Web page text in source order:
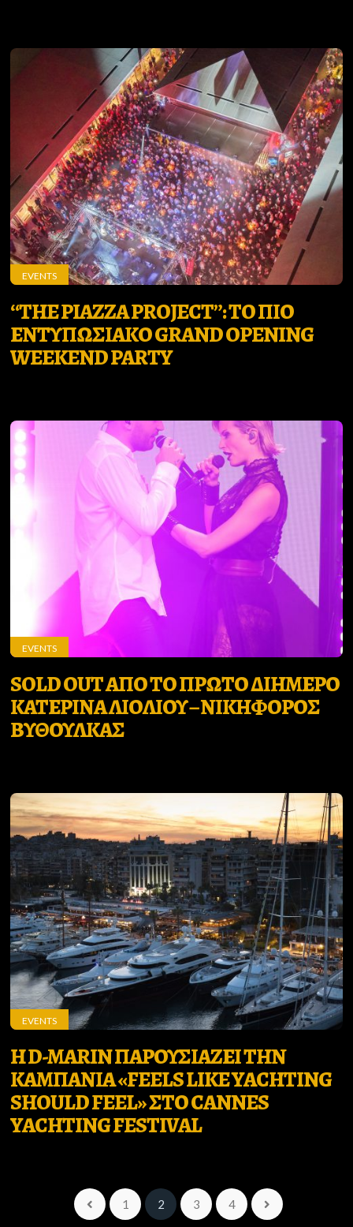
EVENTS
“THE PIAZZA PROJECT”: TO ΠΙΟ
ΕΝΤΥΠΩΣΙΑΚΟ GRAND OPENING
WEEKEND PARTY
EVENTS
SOLD OUT ΑΠΟ ΤΟ ΠΡΩΤΟ ΔΙΗΜΕΡΟ
ΚΑΤΕΡΙΝΑ ΛΙΟΛΙΟΥ – ΝΙΚΗΦΟΡΟΣ
ΒΥΘΟΥΛΚΑΣ
EVENTS
H D-MARIN ΠΑΡΟΥΣΙΑΖΕΙ ΤΗΝ
ΚΑΜΠΑΝΙΑ «FEELS LIKE YACHTING
SHOULD FEEL» ΣΤΟ CANNES
YACHTING FESTIVAL
1 2 3 4